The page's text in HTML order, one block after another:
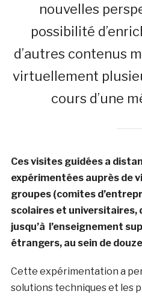
nouvelles
possibilité
d’autres contenus
virtuellement
cours d’une
Ces visites guidées a
expérimentées auprès de
groupes (comites
scolaires et universitaires,
jusqu’à l’enseignement
étrangers, au sein de
Cette expérimentation a
solutions techniques et les